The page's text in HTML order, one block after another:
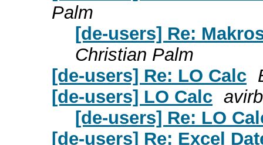
Palm
[de-users] Re:
Christian Palm
[de-users] Re: LO Calc
[de-users] LO Calc
[de-users] Re: LO
[de-users] Re: Excel